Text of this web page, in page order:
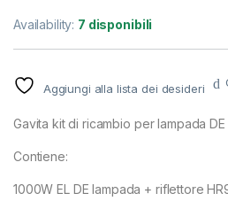
Availability: 7 disponibili
Aggiungi alla lista dei desideri
Gavita kit di ricambio per lampada
Contiene:
1000W EL DE lampada + riflettore